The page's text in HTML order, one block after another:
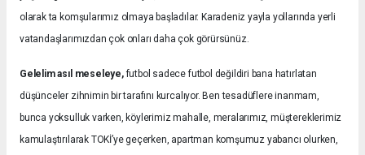
olarak ta komşularımız olmaya başladılar. Karadeniz yayla yollarında yerli
vatandaşlarımızdan çok onları daha çok görürsünüz.
Gelelim asıl meseleye,futbol sadece futbol değildiri bana hatırlatan
düşünceler zihnimin bir tarafını kurcalıyor. Ben tesadüflere inanmam,
bunca yoksulluk varken, köylerimiz mahalle, meralarımız, müştereklerimiz
kamulaştırılarak TOKİ’ye geçerken, apartman komşumuz yabancı olurken,